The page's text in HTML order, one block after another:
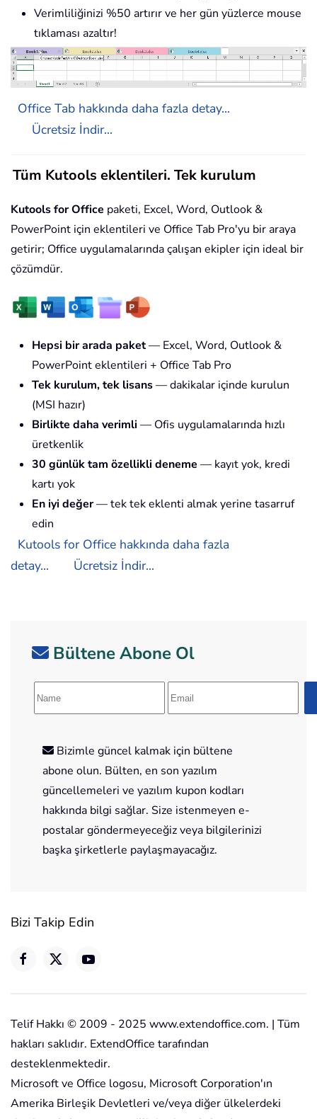
Verimliliğinizi %50 artırır ve her gün yüzlerce mouse
tıklaması azaltır!
Office Tab hakkında daha fazla detay...
Ücretsiz İndir...
Tüm Kutools eklentileri. Tek kurulum
Kutools for Office paketi, Excel, Word, Outlook &
PowerPoint için eklentileri ve Office Tab Pro'yu bir araya
getirir; Office uygulamalarında çalışan ekipler için ideal bir
çözümdür.
Hepsi bir arada paket— Excel, Word, Outlook &
PowerPoint eklentileri + Office Tab Pro
Tek kurulum, tek lisans— dakikalar içinde kurulun
(MSI hazır)
Birlikte daha verimli — Ofis uygulamalarında hızlı
üretkenlik
30 günlük tam özellikli deneme — kayıt yok, kredi
kartı yok
En iyi değer— tek tek eklenti almak yerine tasarruf
edin
Kutools for Office hakkında daha fazla
detay...
Ücretsiz İndir...
Bültene Abone Ol
Bizimle güncel kalmak için bültene
abone olun. Bülten, en son yazılım
güncellemeleri ve yazılım kupon kodları
hakkında bilgi sağlar. Size istenmeyen e-
postalar göndermeyeceğiz veya bilgilerinizi
başka şirketlerle paylaşmayacağız.
Bizi Takip Edin
Telif Hakkı © 2009 - 2025 www.extendoffice.com. | Tüm
hakları saklıdır. ExtendOffice tarafından
desteklenmektedir.
Microsoft ve Office logosu, Microsoft Corporation'ın
Amerika Birleşik Devletleri ve/veya diğer ülkelerdeki